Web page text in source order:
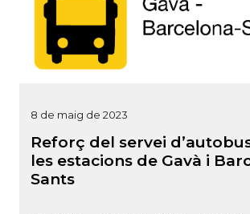
8 de maig de 2023
Reforç del servei
les estacions de Gavà i
Sants